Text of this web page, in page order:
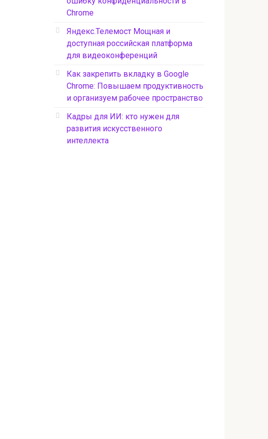
Chrome
Яндекс.Телемост Мощная и
доступная российская платформа
для видеоконференций
Как закрепить вкладку в Google
Chrome: Повышаем продуктивность
и организуем рабочее пространство
Кадры для ИИ: кто нужен для
развития искусственного
интеллекта